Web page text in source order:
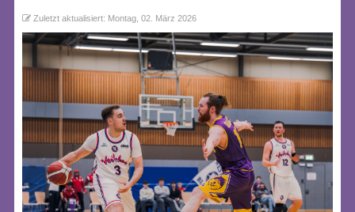
Zuletzt aktualisiert: Montag, 02. März 2026